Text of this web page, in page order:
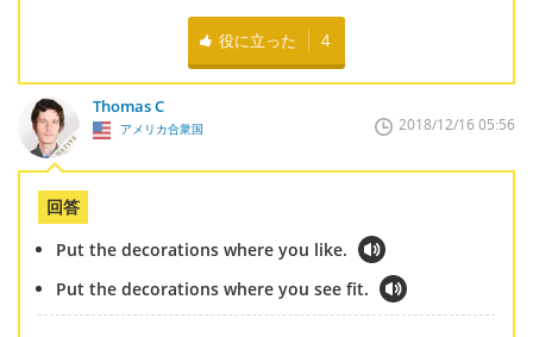
役に立った 4
Thomas C
アメリカ合衆国 2018/12/16 05:56
回答
Put the decorations where you like.
Put the decorations where you see fit.